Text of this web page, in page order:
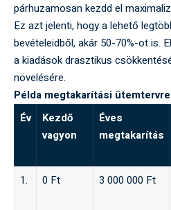
párhuzamosan kezdd el
Ez azt jelenti, hogy a lehető
bevételeidből, akár 50-70%-ot is.
a kiadások drasztikus
növelésére.
Példa megtakarítási
Év
Kezdő
vagyon
Éves
megtakarítás
1. 0 Ft 3 000 000 Ft